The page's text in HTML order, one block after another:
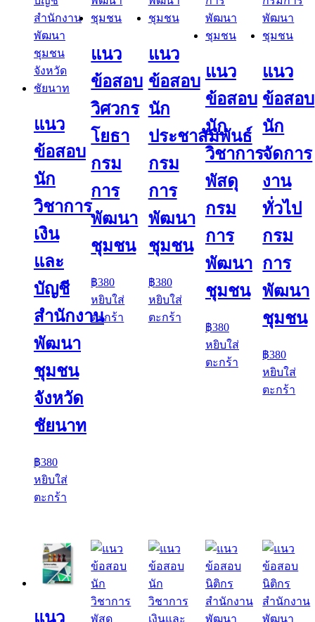
แนว
ข้อสอบ
นัก
วิชาการ
เงิน
และ
บัญชี
สำนักงาน
พัฒนา
ชุมชน
จังหวัด
ชัยนาท
฿380
หยิบใส่
ตะกร้า
แนว
ข้อสอบ
วิศวกร
โยธา
กรม
การ
พัฒนา
ชุมชน
฿380
หยิบใส่
ตะกร้า
แนว
ข้อสอบ
นัก
ประชาสัมพันธ์
กรม
การ
พัฒนา
ชุมชน
฿380
หยิบใส่
ตะกร้า
แนว
ข้อสอบ
นัก
วิชาการ
พัสดุ
กรม
การ
พัฒนา
ชุมชน
฿380
หยิบใส่
ตะกร้า
แนว
ข้อสอบ
นัก
จัดการ
งาน
ทั่วไป
กรม
การ
พัฒนา
ชุมชน
฿380
หยิบใส่
ตะกร้า
แนว